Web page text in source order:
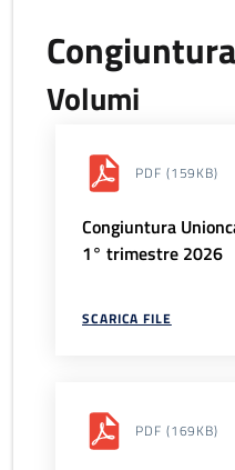
Volumi
PDF (159KB)
Congiuntura
1° trimestre 2026
SCARICA FILE
PDF (169KB)